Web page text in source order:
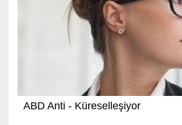
ABD Anti - Küreselleşiyor